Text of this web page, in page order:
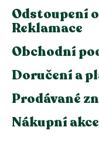
Odstoupení
Reklamace
Obchodní
Doručení a
Prodávané
Nákupní